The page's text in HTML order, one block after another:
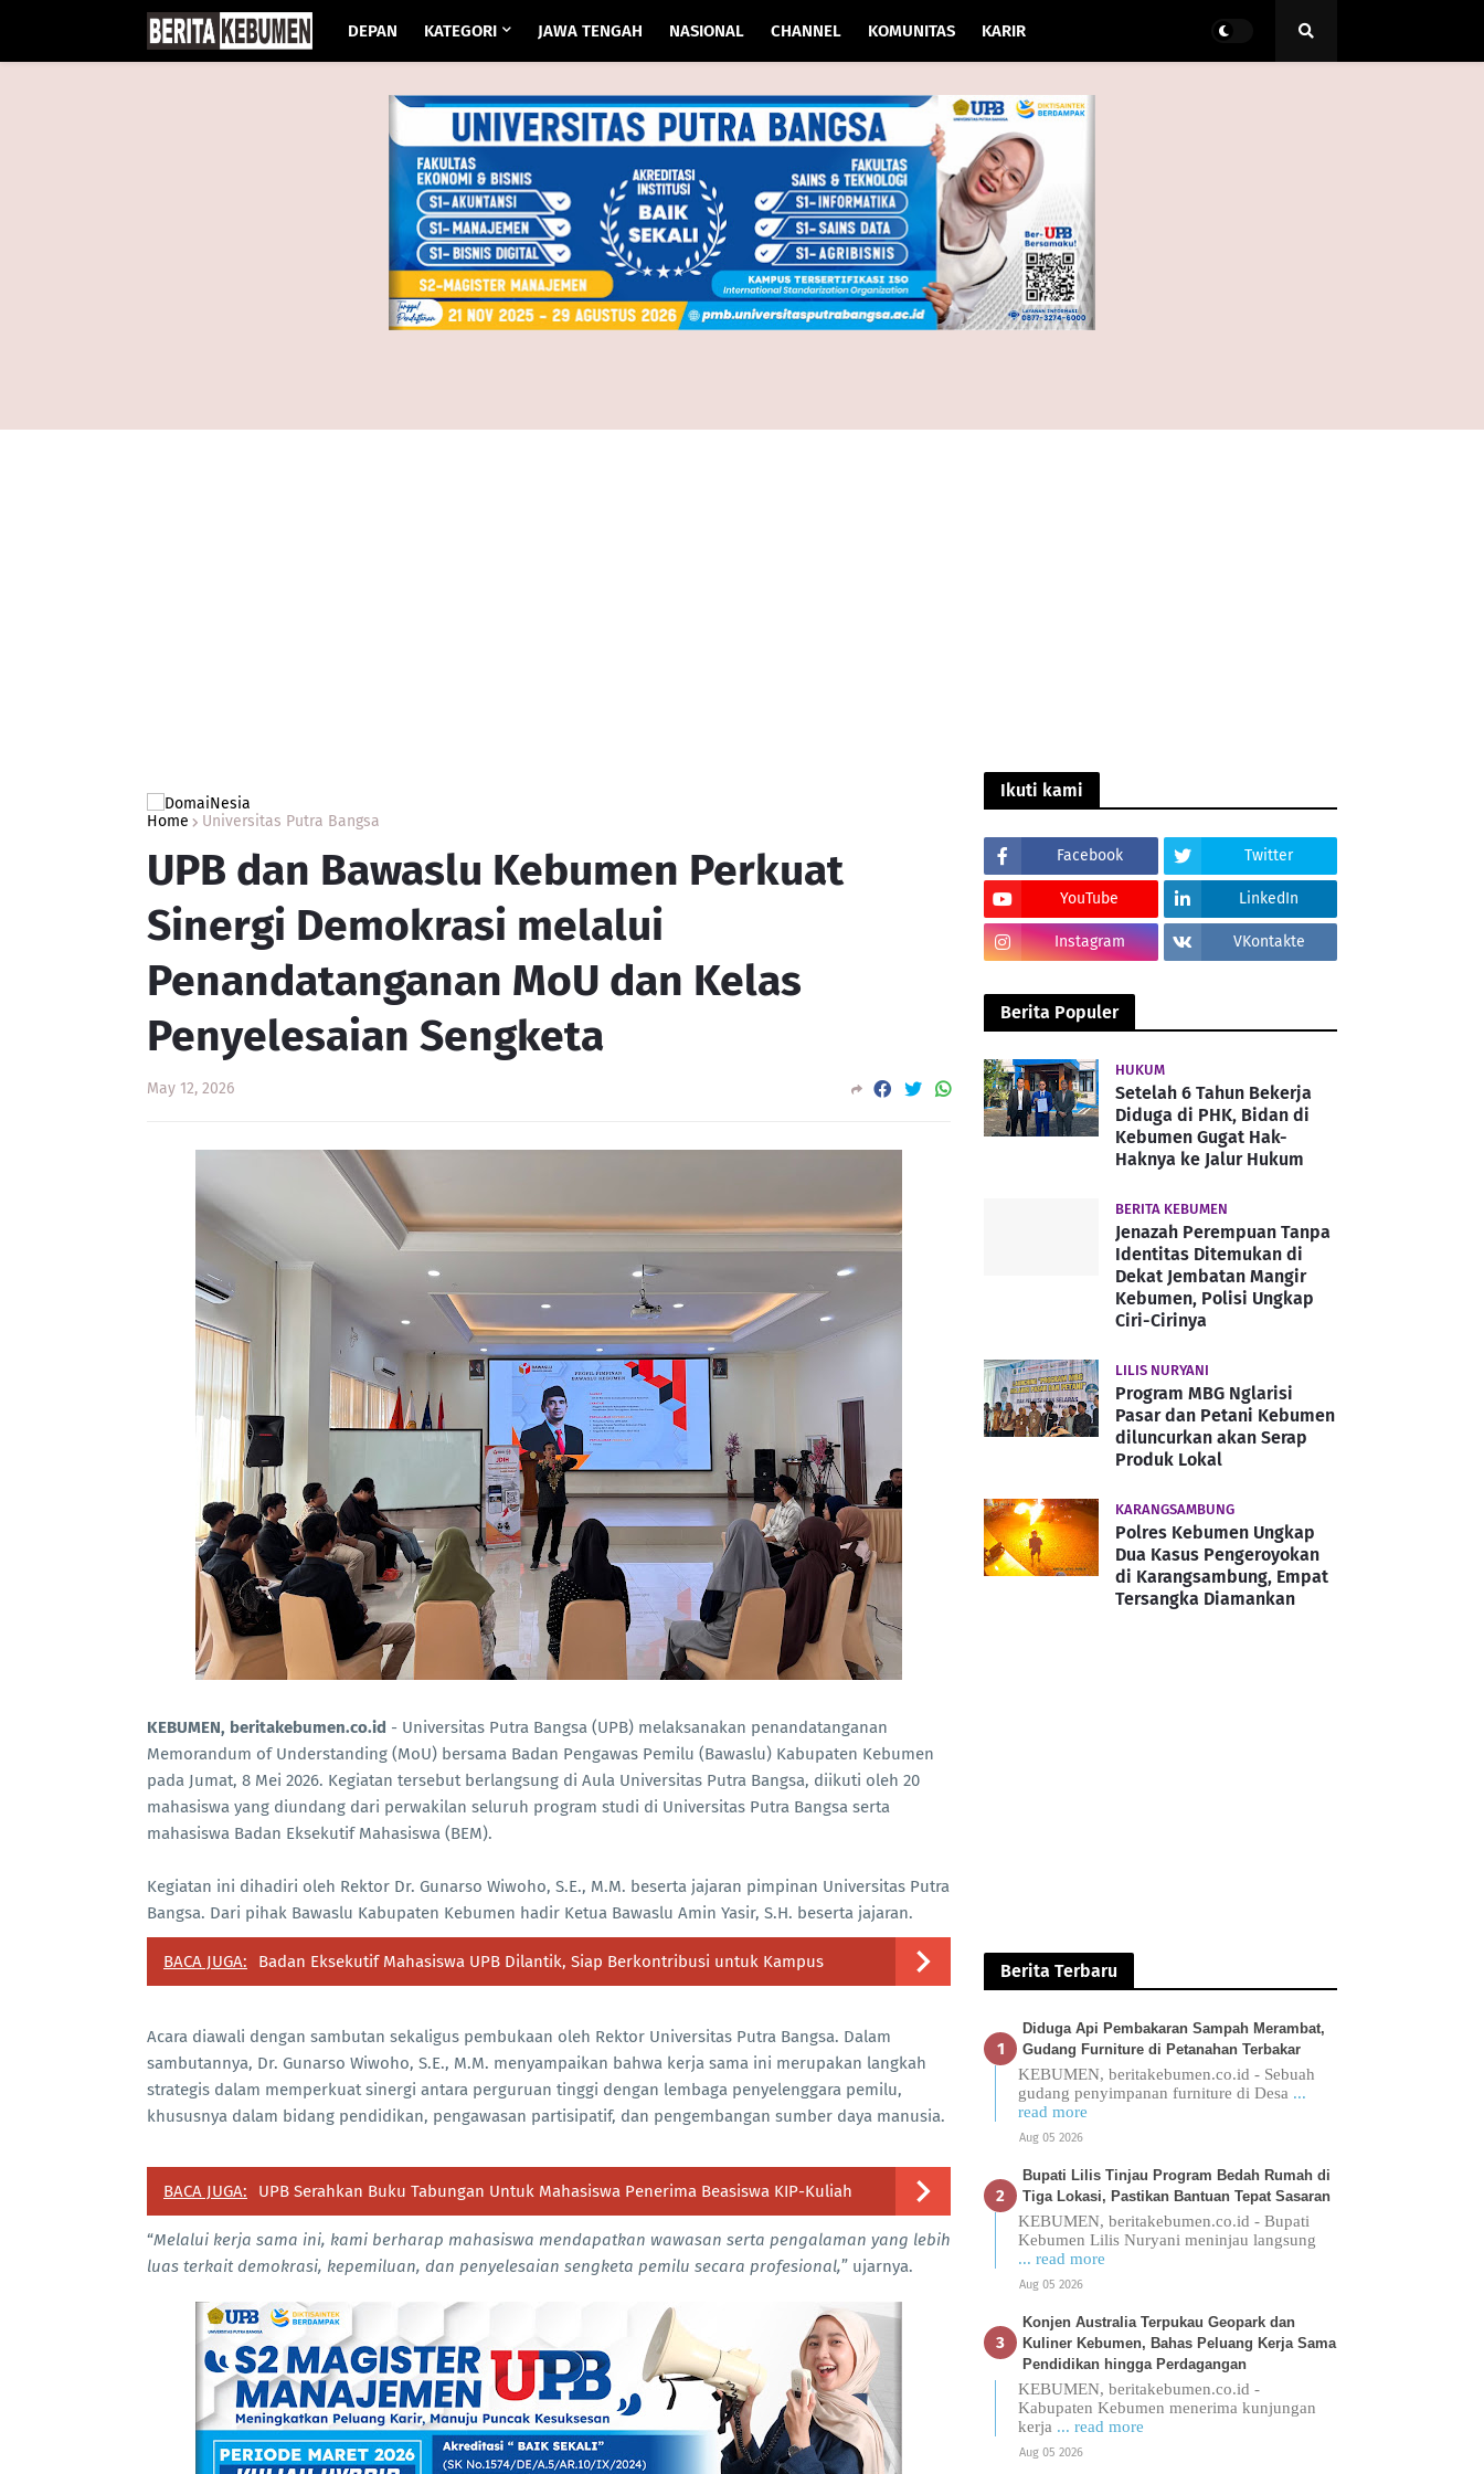
DEPAN KATEGORI JAWA TENGAH NASIONAL CHANNEL KOMUNITAS KARIR
Home Universitas Putra Bangsa
UPB dan Bawaslu Kebumen Perkuat
Sinergi Demokrasi melalui
Penandatanganan MoU dan Kelas
Penyelesaian Sengketa
May 12, 2026
KEBUMEN, beritakebumen.co.id - Universitas Putra Bangsa (UPB) melaksanakan penandatanganan
Memorandum of Understanding (MoU) bersama Badan Pengawas Pemilu (Bawaslu) Kabupaten Kebumen
pada Jumat, 8 Mei 2026. Kegiatan tersebut berlangsung di Aula Universitas Putra Bangsa, diikuti oleh 20
mahasiswa yang diundang dari perwakilan seluruh program studi di Universitas Putra Bangsa serta
mahasiswa Badan Eksekutif Mahasiswa (BEM).
Kegiatan ini dihadiri oleh Rektor Dr. Gunarso Wiwoho, S.E., M.M. beserta jajaran pimpinan Universitas Putra
Bangsa. Dari pihak Bawaslu Kabupaten Kebumen hadir Ketua Bawaslu Amin Yasir, S.H. beserta jajaran.
BACA JUGA: Badan Eksekutif Mahasiswa UPB Dilantik, Siap Berkontribusi untuk Kampus
Acara diawali dengan sambutan sekaligus pembukaan oleh Rektor Universitas Putra Bangsa. Dalam
sambutannya, Dr. Gunarso Wiwoho, S.E., M.M. menyampaikan bahwa kerja sama ini merupakan langkah
strategis dalam memperkuat sinergi antara perguruan tinggi dengan lembaga penyelenggara pemilu,
khususnya dalam bidang pendidikan, pengawasan partisipatif, dan pengembangan sumber daya manusia.
BACA JUGA: UPB Serahkan Buku Tabungan Untuk Mahasiswa Penerima Beasiswa KIP-Kuliah
“Melalui kerja sama ini, kami berharap mahasiswa mendapatkan wawasan serta pengalaman yang lebih
luas terkait demokrasi, kepemiluan, dan penyelesaian sengketa pemilu secara profesional,” ujarnya.
Ikuti kami
Facebook Twitter
YouTube LinkedIn
Instagram VKontakte
Berita Populer
HUKUM
Setelah 6 Tahun Bekerja
Diduga di PHK, Bidan di
Kebumen Gugat Hak-
Haknya ke Jalur Hukum
BERITA KEBUMEN
Jenazah Perempuan Tanpa
Identitas Ditemukan di
Dekat Jembatan Mangir
Kebumen, Polisi Ungkap
Ciri-Cirinya
LILIS NURYANI
Program MBG Nglarisi
Pasar dan Petani Kebumen
diluncurkan akan Serap
Produk Lokal
KARANGSAMBUNG
Polres Kebumen Ungkap
Dua Kasus Pengeroyokan
di Karangsambung, Empat
Tersangka Diamankan
Berita Terbaru
Diduga Api Pembakaran Sampah Merambat,
Gudang Furniture di Petanahan Terbakar
KEBUMEN, beritakebumen.co.id - Sebuah
gudang penyimpanan furniture di Desa ...
read more
Aug 05 2026
Bupati Lilis Tinjau Program Bedah Rumah di
Tiga Lokasi, Pastikan Bantuan Tepat Sasaran
KEBUMEN, beritakebumen.co.id - Bupati
Kebumen Lilis Nuryani meninjau langsung
... read more
Aug 05 2026
Konjen Australia Terpukau Geopark dan
Kuliner Kebumen, Bahas Peluang Kerja Sama
Pendidikan hingga Perdagangan
KEBUMEN, beritakebumen.co.id -
Kabupaten Kebumen menerima kunjungan
kerja ... read more
Aug 05 2026